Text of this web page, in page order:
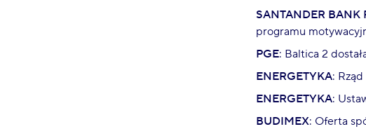
SANTANDER BANK
programu
PGE: Baltica 2
ENERGETYKA:
ENERGETYKA:
BUDIMEX: Oferta